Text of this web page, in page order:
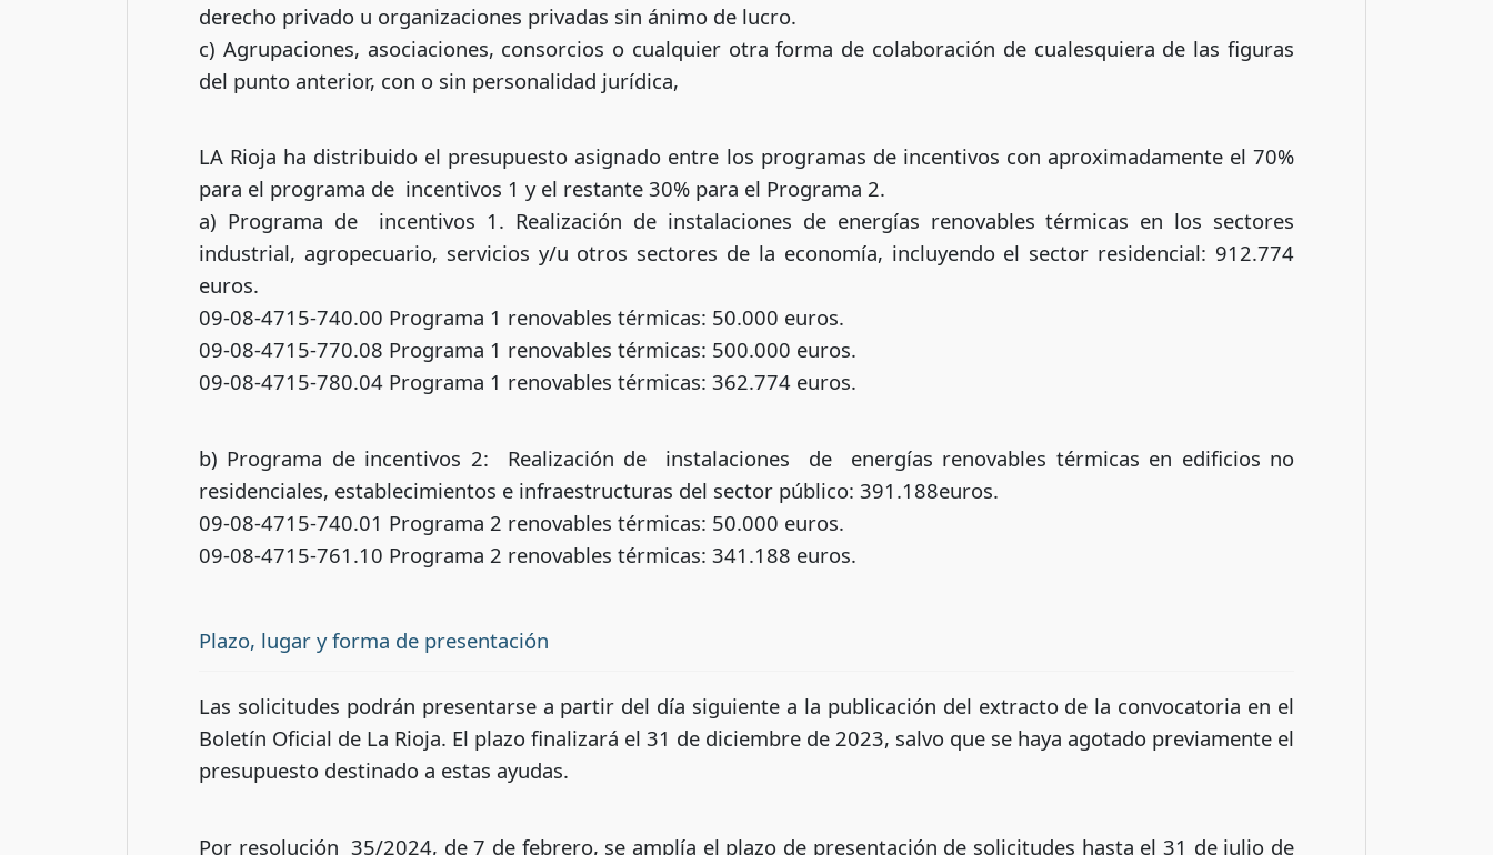
derecho privado u organizaciones privadas sin ánimo de lucro.
c) Agrupaciones, asociaciones, consorcios o cualquier otra forma de colaboración de cualesquiera de las figuras
del punto anterior, con o sin personalidad jurídica,
LA Rioja ha distribuido el presupuesto asignado entre los programas de incentivos con aproximadamente el 70%
para el programa de incentivos 1 y el restante 30% para el Programa 2.
a) Programa de incentivos 1. Realización de instalaciones de energías renovables térmicas en los sectores
industrial, agropecuario, servicios y/u otros sectores de la economía, incluyendo el sector residencial: 912.774
euros.
09-08-4715-740.00 Programa 1 renovables térmicas: 50.000 euros.
09-08-4715-770.08 Programa 1 renovables térmicas: 500.000 euros.
09-08-4715-780.04 Programa 1 renovables térmicas: 362.774 euros.
b) Programa de incentivos 2: Realización de instalaciones de energías renovables térmicas en edificios no
residenciales, establecimientos e infraestructuras del sector público: 391.188euros.
09-08-4715-740.01 Programa 2 renovables térmicas: 50.000 euros.
09-08-4715-761.10 Programa 2 renovables térmicas: 341.188 euros.
Plazo, lugar y forma de presentación
Las solicitudes podrán presentarse a partir del día siguiente a la publicación del extracto de la convocatoria en el
Boletín Oficial de La Rioja. El plazo finalizará el 31 de diciembre de 2023, salvo que se haya agotado previamente el
presupuesto destinado a estas ayudas.
Por resolución 35/2024, de 7 de febrero, se amplía el plazo de presentación de solicitudes hasta el 31 de julio de